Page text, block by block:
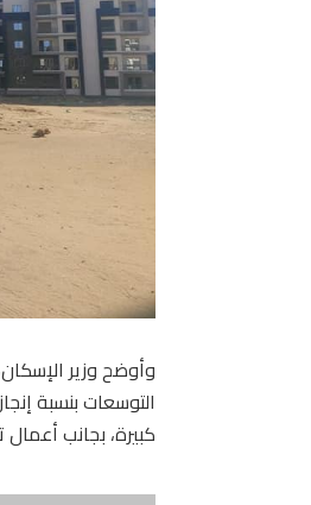
كبيرة، بجانب